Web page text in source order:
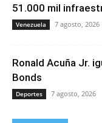
51.000 mil
Venezuela 7 agosto, 2026
Ronald Acuña Jr.
Bonds
Deportes 7 agosto, 2026